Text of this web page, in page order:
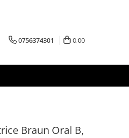
0756374301 0,00
Braun Oral B,